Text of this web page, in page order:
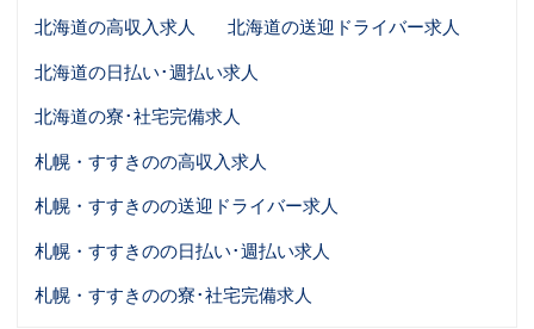
北海道の高収入求人
北海道の送迎ドライバー求人
北海道の日払い･週払い求人
北海道の寮･社宅完備求人
札幌・すすきのの高収入求人
札幌・すすきのの送迎ドライバー求人
札幌・すすきのの日払い･週払い求人
札幌・すすきのの寮･社宅完備求人